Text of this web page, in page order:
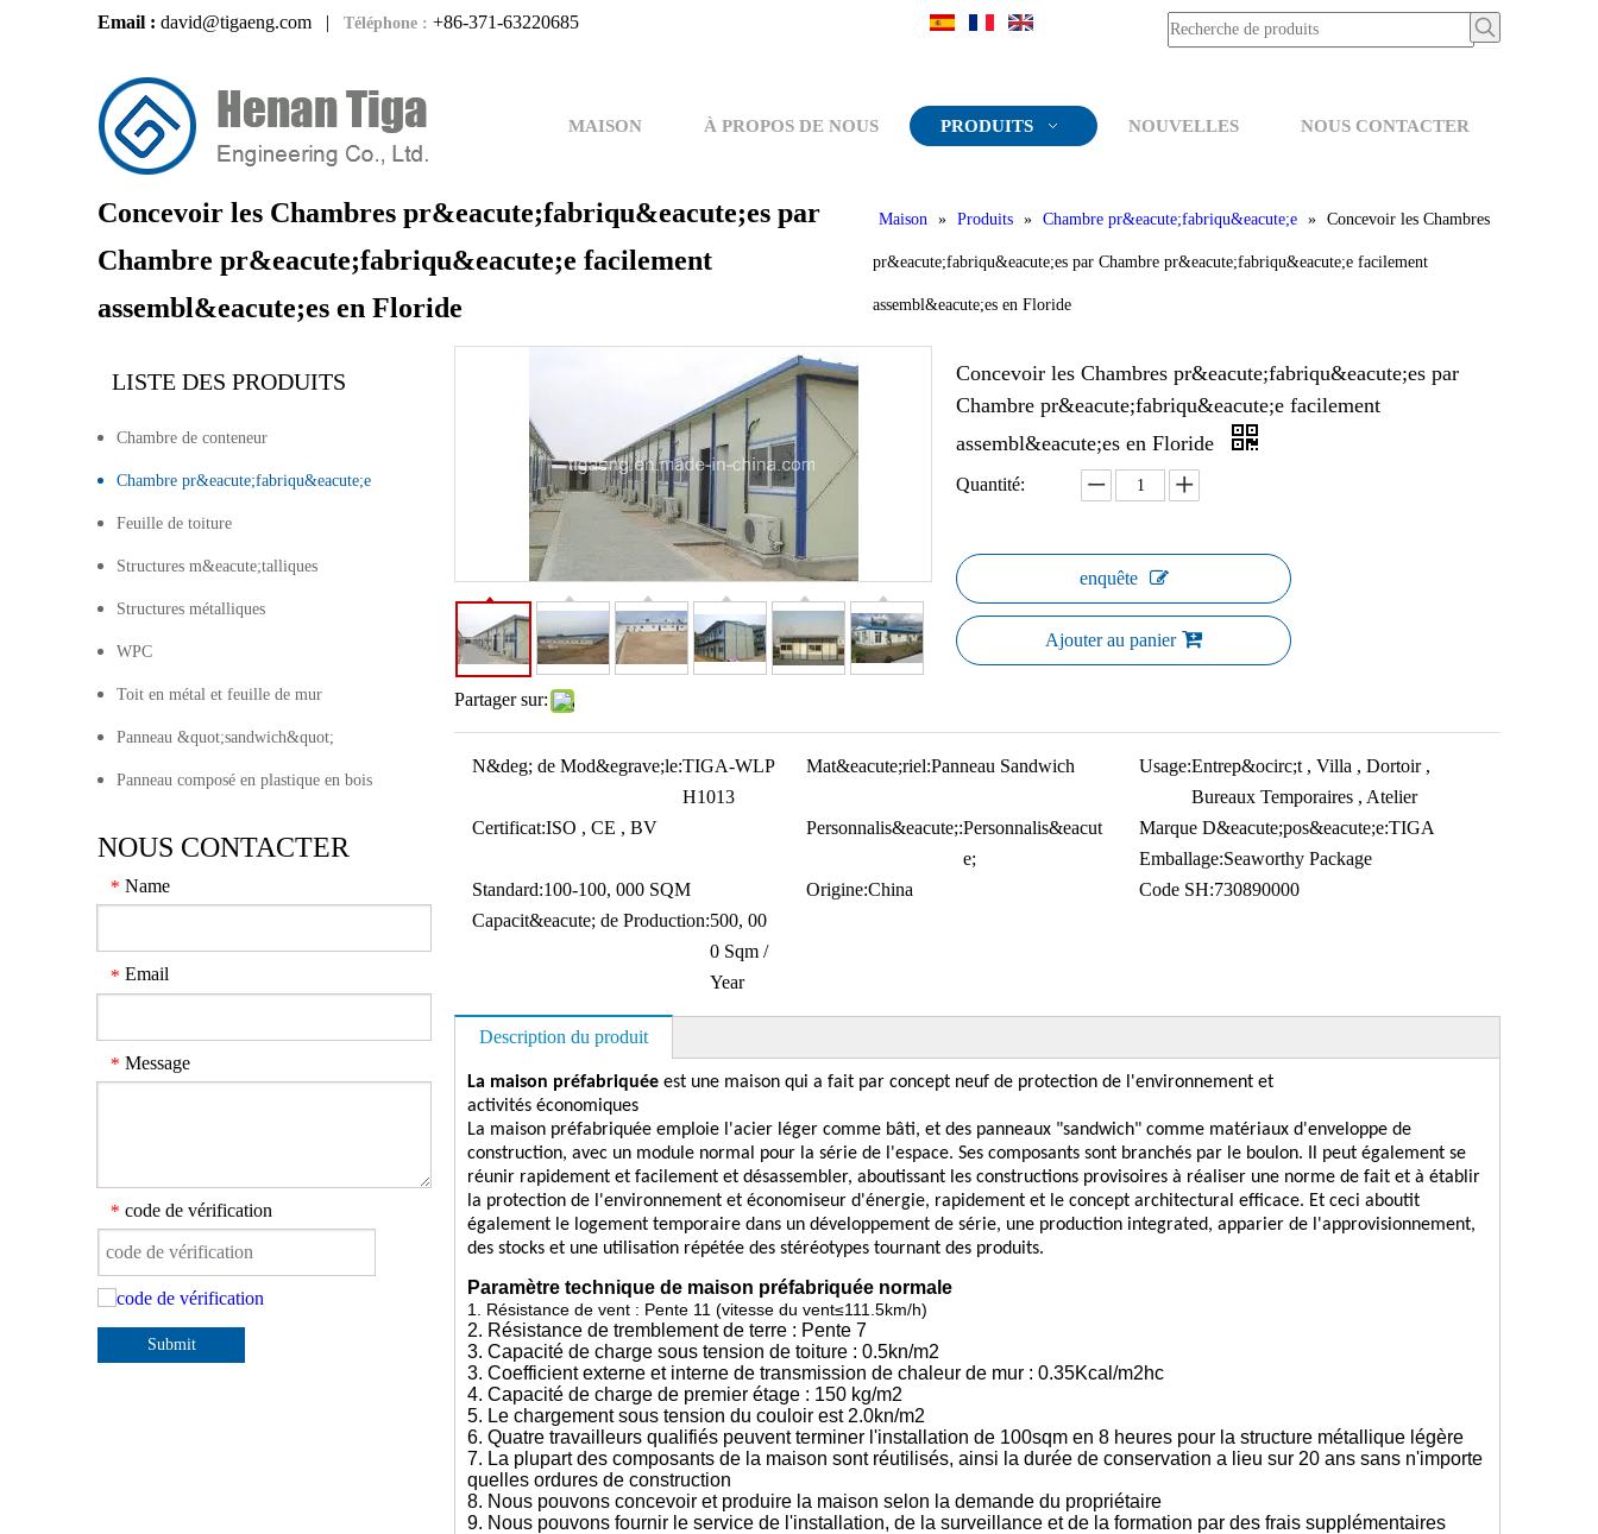
Email : david@tigaeng.com | Téléphone : +86-371-63220685
MAISON À PROPOS DE NOUS PRODUITS NOUVELLES NOUS CONTACTER
Concevoir les Chambres pr&eacute;fabriqu&eacute;es par
Chambre pr&eacute;fabriqu&eacute;e facilement
assembl&eacute;es en Floride
Maison » Produits » Chambre pr&eacute;fabriqu&eacute;e » Concevoir les Chambres
pr&eacute;fabriqu&eacute;es par Chambre pr&eacute;fabriqu&eacute;e facilement
assembl&eacute;es en Floride
LISTE DES PRODUITS
Chambre de conteneur
Chambre pr&eacute;fabriqu&eacute;e
Feuille de toiture
Structures m&eacute;talliques
Structures métalliques
WPC
Toit en métal et feuille de mur
Panneau &quot;sandwich&quot;
Panneau composé en plastique en bois
NOUS CONTACTER
* Name
* Email
* Message
* code de vérification
Submit
Partager sur:
Concevoir les Chambres pr&eacute;fabriqu&eacute;es par
Chambre pr&eacute;fabriqu&eacute;e facilement
assembl&eacute;es en Floride
Quantité:
enquête
Ajouter au panier
N&deg; de Mod&egrave;le:TIGA-WLP
H1013
Mat&eacute;riel:Panneau Sandwich Usage:Entrep&ocirc;t , Villa , Dortoir ,
Bureaux Temporaires , Atelier
Certificat:ISO , CE , BV Personnalis&eacute;:Personnalis&eacut
e;
Marque D&eacute;pos&eacute;e:TIGA
Emballage:Seaworthy Package
Standard:100-100, 000 SQM Origine:China Code SH:730890000
Capacit&eacute; de Production:500, 00
0 Sqm /
Year
Description du produit
La maison préfabriquée est une maison qui a fait par concept neuf de protection de l'environnement et
activités économiques
La maison préfabriquée emploie l'acier léger comme bâti, et des panneaux "sandwich" comme matériaux d'enveloppe de
construction, avec un module normal pour la série de l'espace. Ses composants sont branchés par le boulon. Il peut également se
réunir rapidement et facilement et désassembler, aboutissant les constructions provisoires à réaliser une norme de fait et à établir
la protection de l'environnement et économiseur d'énergie, rapidement et le concept architectural efficace. Et ceci aboutit
également le logement temporaire dans un développement de série, une production integrated, apparier de l'approvisionnement,
des stocks et une utilisation répétée des stéréotypes tournant des produits.
Paramètre technique de maison préfabriquée normale
1. Résistance de vent : Pente 11 (vitesse du vent≤111.5km/h)
2. Résistance de tremblement de terre : Pente 7
3. Capacité de charge sous tension de toiture : 0.5kn/m2
3. Coefficient externe et interne de transmission de chaleur de mur : 0.35Kcal/m2hc
4. Capacité de charge de premier étage : 150 kg/m2
5. Le chargement sous tension du couloir est 2.0kn/m2
6. Quatre travailleurs qualifiés peuvent terminer l'installation de 100sqm en 8 heures pour la structure métallique légère
7. La plupart des composants de la maison sont réutilisés, ainsi la durée de conservation a lieu sur 20 ans sans n'importe
quelles ordures de construction
8. Nous pouvons concevoir et produire la maison selon la demande du propriétaire
9. Nous pouvons fournir le service de l'installation, de la surveillance et de la formation par des frais supplémentaires